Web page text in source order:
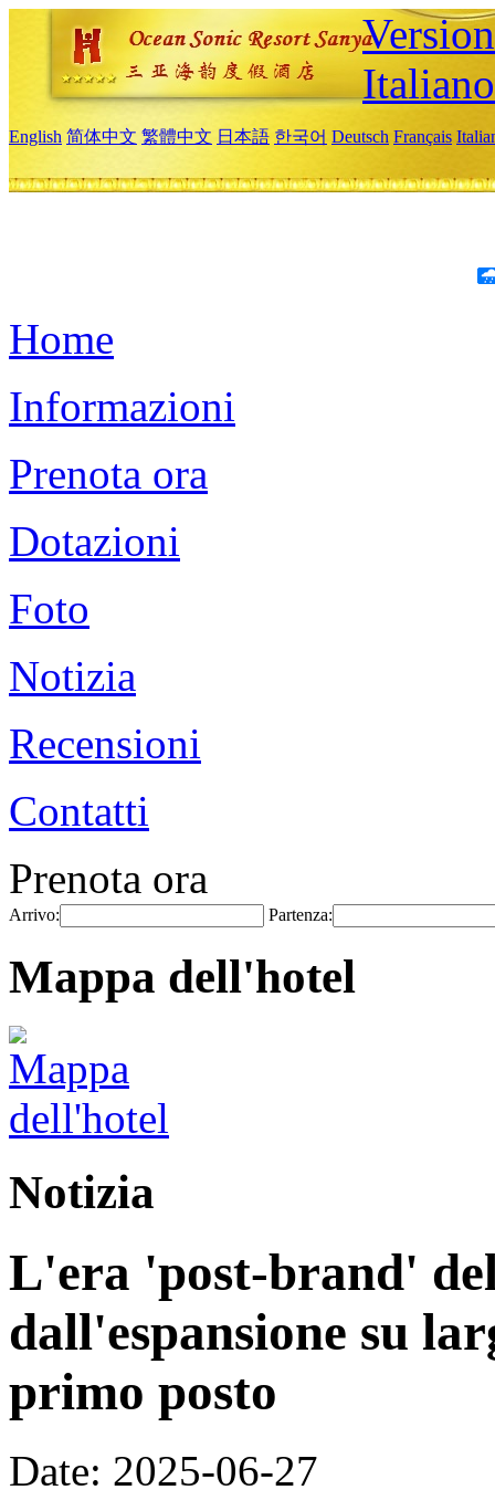
Italiano
English 简体中文 繁體中文 日本語 한국어 Deutsch Français
Home
Informazioni
Prenota ora
Dotazioni
Foto
Notizia
Recensioni
Contatti
Prenota ora
Arrivo: Partenza:
Mappa dell'hotel
Notizia
L'era 'post-brand'
dall'espansione su
primo posto
Date: 2025-06-27